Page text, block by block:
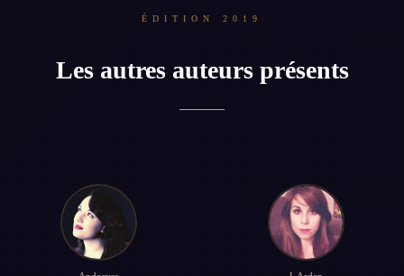
ÉDITION 2019
Les autres auteurs présents